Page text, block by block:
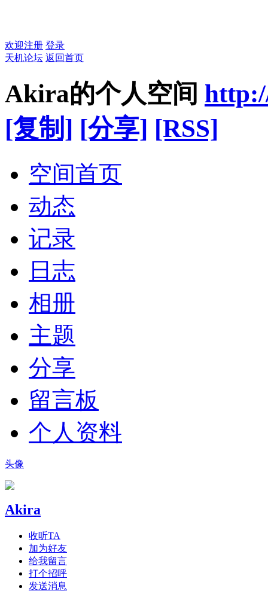
欢迎注册 登录
天机论坛 返回首页
Akira的个人空间
[复制] [分享] [RSS]
空间首页
动态
记录
日志
相册
主题
分享
留言板
个人资料
头像
Akira
收听TA
加为好友
给我留言
打个招呼
发送消息